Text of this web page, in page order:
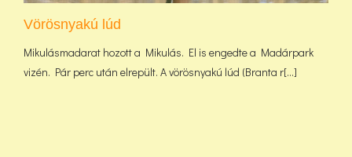
Vörösnyakú lúd
Mikulásmadarat hozott a Mikulás. El is engedte a Madárpark
vizén. Pár perc után elrepült. A vörösnyakú lúd (Branta r[...]